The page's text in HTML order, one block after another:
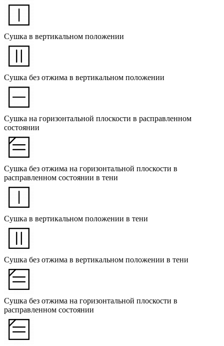
Сушка в вертикальном положении
Сушка без отжима в вертикальном положении
Сушка на горизонтальной плоскости в расправленном
состоянии
Сушка без отжима на горизонтальной плоскости в
расправленном состоянии в тени
Сушка в вертикальном положении в тени
Сушка без отжима в вертикальном положении в тени
Сушка без отжима на горизонтальной плоскости в
расправленном состоянии